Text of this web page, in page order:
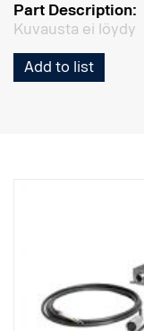
Part Description:
Kuvausta ei löydy
Add to list